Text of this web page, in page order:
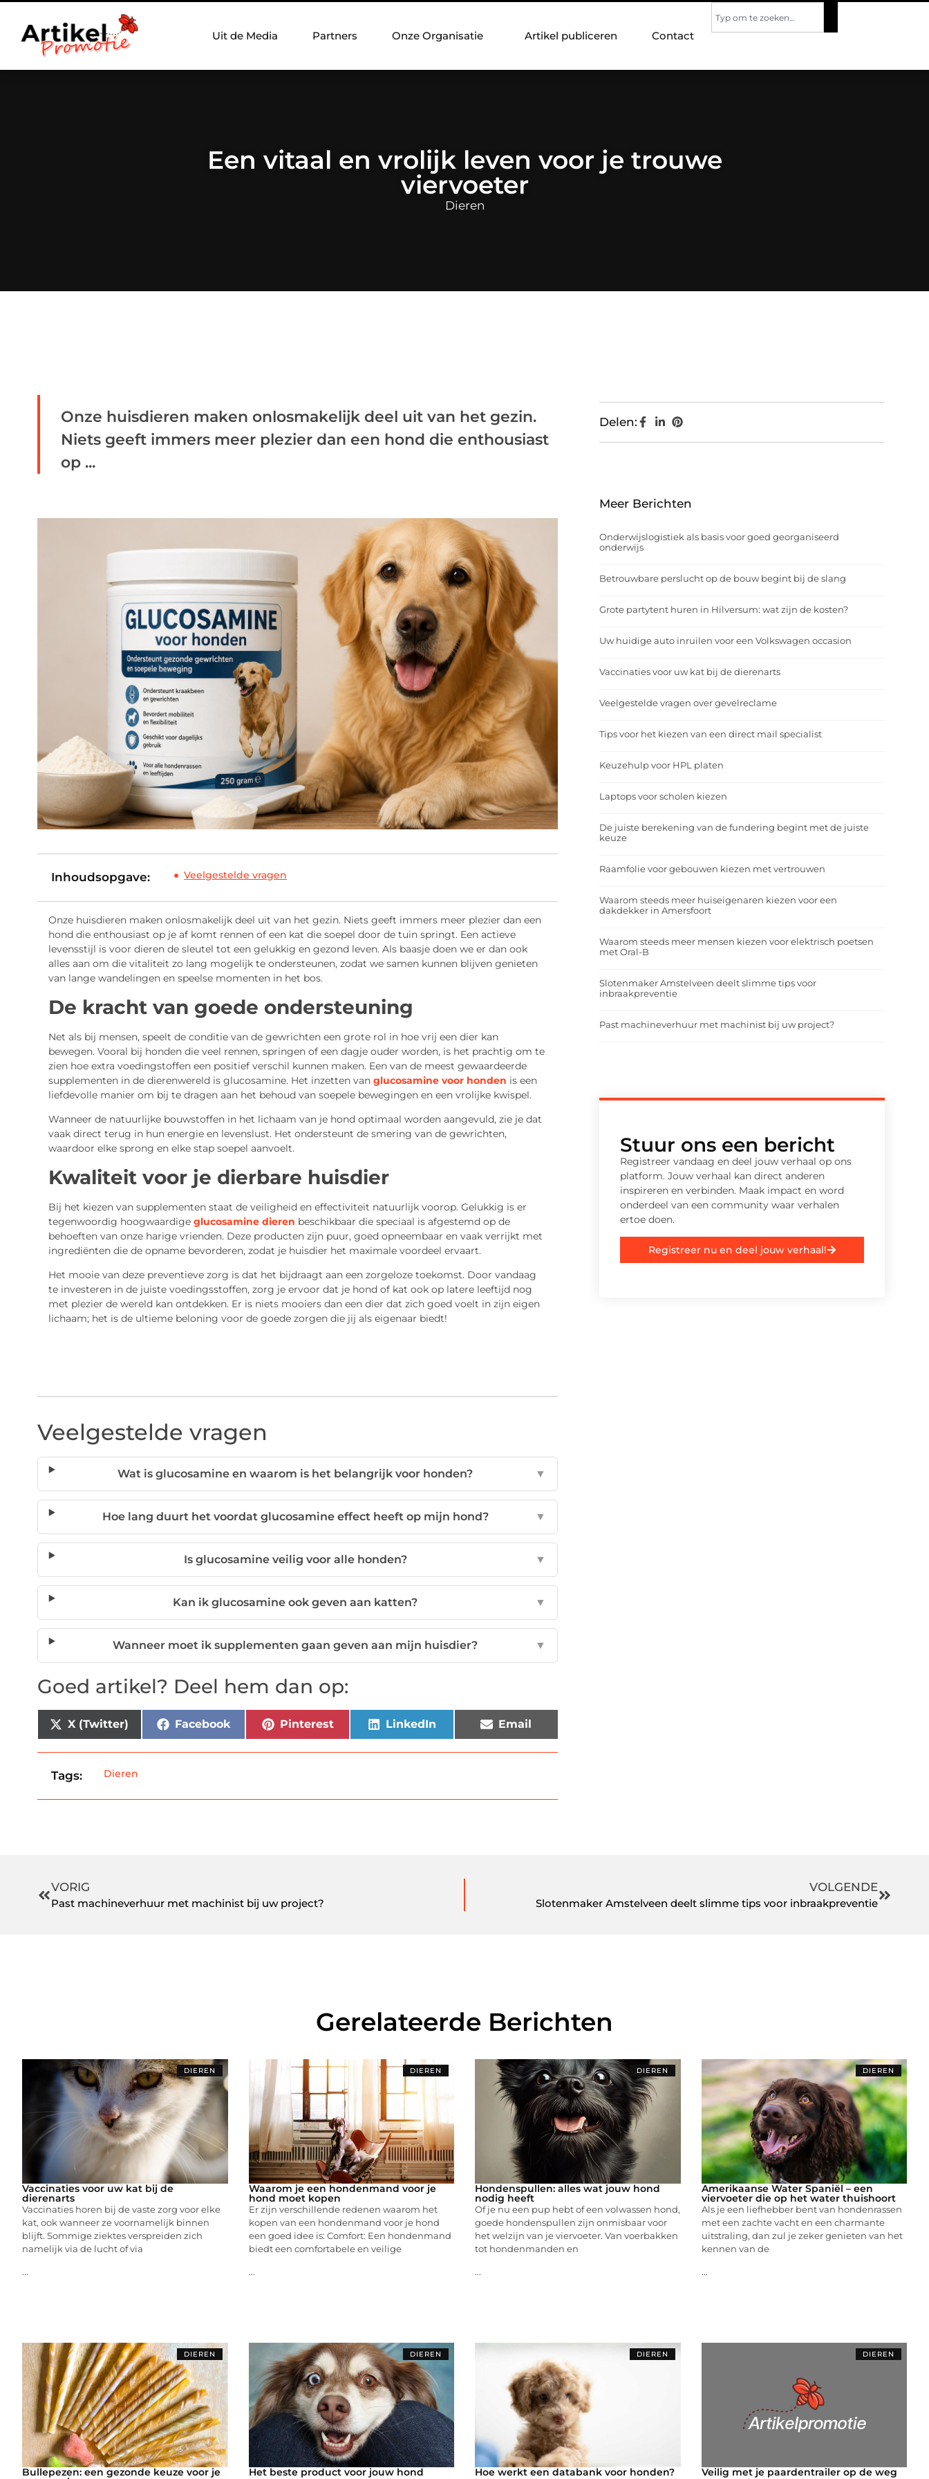
Uit de Media Partners Onze Organisatie Artikel publiceren Contact
Een vitaal en vrolijk leven voor je trouwe
viervoeter
Dieren
Onze huisdieren maken onlosmakelijk deel uit van het gezin.
Niets geeft immers meer plezier dan een hond die enthousiast
op ...
Inhoudsopgave: Veelgestelde vragen
Onze huisdieren maken onlosmakelijk deel uit van het gezin. Niets geeft immers meer plezier dan een
hond die enthousiast op je af komt rennen of een kat die soepel door de tuin springt. Een actieve
levensstijl is voor dieren de sleutel tot een gelukkig en gezond leven. Als baasje doen we er dan ook
alles aan om die vitaliteit zo lang mogelijk te ondersteunen, zodat we samen kunnen blijven genieten
van lange wandelingen en speelse momenten in het bos.
De kracht van goede ondersteuning
Net als bij mensen, speelt de conditie van de gewrichten een grote rol in hoe vrij een dier kan
bewegen. Vooral bij honden die veel rennen, springen of een dagje ouder worden, is het prachtig om te
zien hoe extra voedingstoffen een positief verschil kunnen maken. Een van de meest gewaardeerde
supplementen in de dierenwereld is glucosamine. Het inzetten van glucosamine voor honden is een
liefdevolle manier om bij te dragen aan het behoud van soepele bewegingen en een vrolijke kwispel.
Wanneer de natuurlijke bouwstoffen in het lichaam van je hond optimaal worden aangevuld, zie je dat
vaak direct terug in hun energie en levenslust. Het ondersteunt de smering van de gewrichten,
waardoor elke sprong en elke stap soepel aanvoelt.
Kwaliteit voor je dierbare huisdier
Bij het kiezen van supplementen staat de veiligheid en effectiviteit natuurlijk voorop. Gelukkig is er
tegenwoordig hoogwaardige glucosamine dieren beschikbaar die speciaal is afgestemd op de
behoeften van onze harige vrienden. Deze producten zijn puur, goed opneembaar en vaak verrijkt met
ingrediënten die de opname bevorderen, zodat je huisdier het maximale voordeel ervaart.
Het mooie van deze preventieve zorg is dat het bijdraagt aan een zorgeloze toekomst. Door vandaag
te investeren in de juiste voedingsstoffen, zorg je ervoor dat je hond of kat ook op latere leeftijd nog
met plezier de wereld kan ontdekken. Er is niets mooiers dan een dier dat zich goed voelt in zijn eigen
lichaam; het is de ultieme beloning voor de goede zorgen die jij als eigenaar biedt!
Veelgestelde vragen
Wat is glucosamine en waarom is het belangrijk voor honden? ▼
Hoe lang duurt het voordat glucosamine effect heeft op mijn hond? ▼
Is glucosamine veilig voor alle honden? ▼
Kan ik glucosamine ook geven aan katten? ▼
Wanneer moet ik supplementen gaan geven aan mijn huisdier? ▼
Goed artikel? Deel hem dan op:
X (Twitter) Facebook Pinterest LinkedIn Email
Tags: Dieren
Delen:
Meer Berichten
Onderwijslogistiek als basis voor goed georganiseerd
onderwijs
Betrouwbare perslucht op de bouw begint bij de slang
Grote partytent huren in Hilversum: wat zijn de kosten?
Uw huidige auto inruilen voor een Volkswagen occasion
Vaccinaties voor uw kat bij de dierenarts
Veelgestelde vragen over gevelreclame
Tips voor het kiezen van een direct mail specialist
Keuzehulp voor HPL platen
Laptops voor scholen kiezen
De juiste berekening van de fundering begint met de juiste
keuze
Raamfolie voor gebouwen kiezen met vertrouwen
Waarom steeds meer huiseigenaren kiezen voor een
dakdekker in Amersfoort
Waarom steeds meer mensen kiezen voor elektrisch poetsen
met Oral-B
Slotenmaker Amstelveen deelt slimme tips voor
inbraakpreventie
Past machineverhuur met machinist bij uw project?
Stuur ons een bericht
Registreer vandaag en deel jouw verhaal op ons
platform. Jouw verhaal kan direct anderen
inspireren en verbinden. Maak impact en word
onderdeel van een community waar verhalen
ertoe doen.
Registreer nu en deel jouw verhaal!
VORIG
Past machineverhuur met machinist bij uw project?
VOLGENDE
Slotenmaker Amstelveen deelt slimme tips voor inbraakpreventie
Gerelateerde Berichten
DIEREN
Vaccinaties voor uw kat bij de
dierenarts
Vaccinaties horen bij de vaste zorg voor elke
kat, ook wanneer ze voornamelijk binnen
blijft. Sommige ziektes verspreiden zich
namelijk via de lucht of via
...
DIEREN
Waarom je een hondenmand voor je
hond moet kopen
Er zijn verschillende redenen waarom het
kopen van een hondenmand voor je hond
een goed idee is: Comfort: Een hondenmand
biedt een comfortabele en veilige
...
DIEREN
Hondenspullen: alles wat jouw hond
nodig heeft
Of je nu een pup hebt of een volwassen hond,
goede hondenspullen zijn onmisbaar voor
het welzijn van je viervoeter. Van voerbakken
tot hondenmanden en
...
DIEREN
Amerikaanse Water Spaniël – een
viervoeter die op het water thuishoort
Als je een liefhebber bent van hondenrassen
met een zachte vacht en een charmante
uitstraling, dan zul je zeker genieten van het
kennen van de
...
DIEREN
Bullepezen: een gezonde keuze voor je
DIEREN
Het beste product voor jouw hond
DIEREN
Hoe werkt een databank voor honden?
DIEREN
Veilig met je paardentrailer op de weg